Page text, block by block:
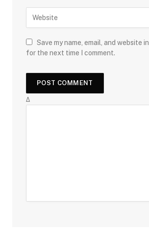
Save my name, email, and website
for the next time I comment.
Δ